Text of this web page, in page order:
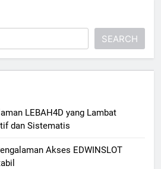
SEARCH
LEBAH4D yang Lambat
dan Sistematis
Akses EDWINSLOT